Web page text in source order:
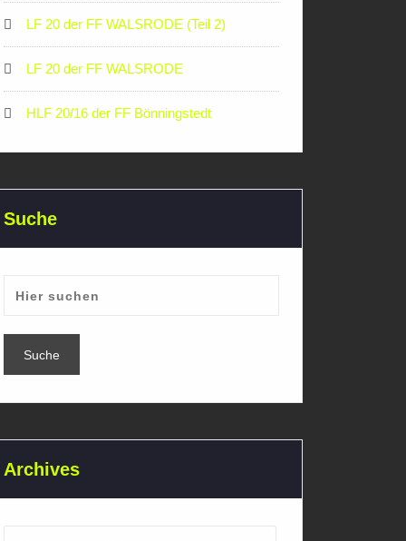
LF 20 der FF WALSRODE (Teil 2)
LF 20 der FF WALSRODE
HLF 20/16 der FF Bönningstedt
Suche
Archives